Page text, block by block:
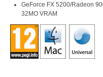
GeForce FX 5200/Radeon
32MO VRAM